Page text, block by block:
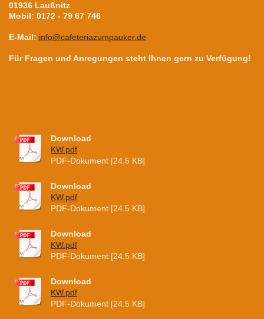
01936 Laußnitz
Mobil: 0172 - 79 67 746
E-Mail: info@cafeteriazumpauker.de
Für Fragen und Anregungen steht Ihnen gern zu Verfügung!
Download
KW.pdf
PDF-Dokument [24.5 KB]
Download
KW.pdf
PDF-Dokument [24.5 KB]
Download
KW.pdf
PDF-Dokument [24.5 KB]
Download
KW.pdf
PDF-Dokument [24.5 KB]